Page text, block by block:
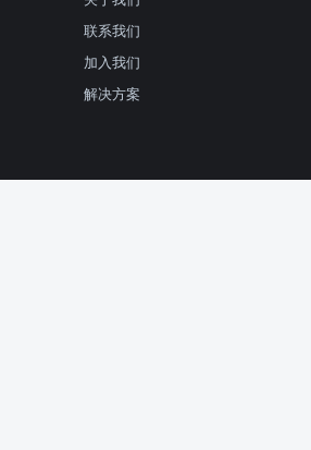
联系我们
加入我们
解决方案